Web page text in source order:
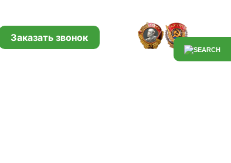
Заказать звонок